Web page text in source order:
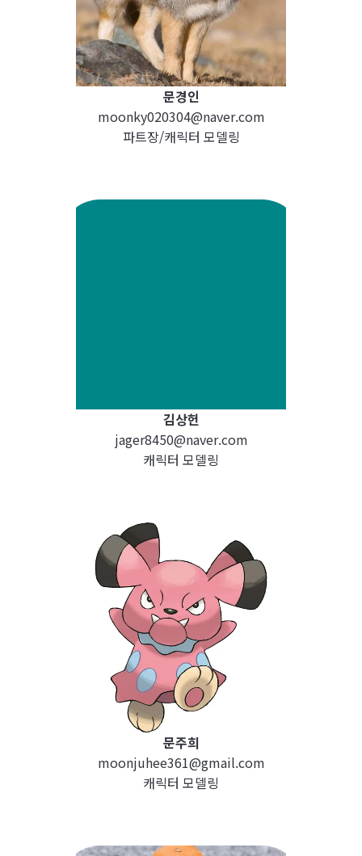
문경인
moonky020304@naver.com
파트장/캐릭터 모델링
김상헌
jager8450@naver.com
캐릭터 모델링
문주희
moonjuhee361@gmail.com
캐릭터 모델링